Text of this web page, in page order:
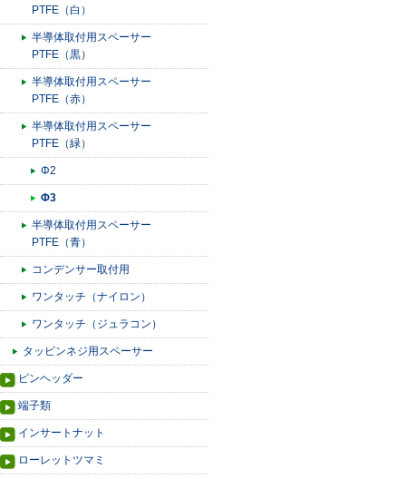
PTFE（白）
半導体取付用スペーサー
PTFE（黒）
半導体取付用スペーサー
PTFE（赤）
半導体取付用スペーサー
PTFE（緑）
Φ2
Φ3
半導体取付用スペーサー
PTFE（青）
コンデンサー取付用
ワンタッチ（ナイロン）
ワンタッチ（ジュラコン）
タッピンネジ用スペーサー
ピンヘッダー
端子類
インサートナット
ローレットツマミ